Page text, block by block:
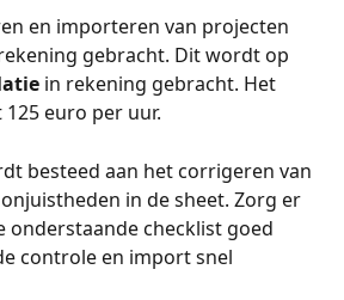
en importeren van projecten
gebracht. Dit wordt op
in rekening gebracht. Het
euro per uur.
besteed aan het corrigeren van
in de sheet. Zorg er
onderstaande checklist goed
controle en import snel